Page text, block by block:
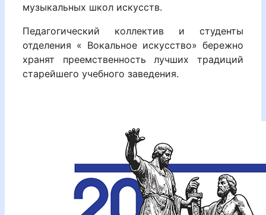
музыкальных школ искусств.
Педагогический коллектив и студенты
отделения « Вокальное искусство» бережно
хранят преемственность лучших традиций
старейшего учебного заведения.